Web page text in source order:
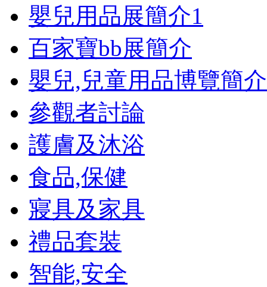
嬰兒用品展簡介1
百家寶bb展簡介
嬰兒,兒童用品博覽簡介
參觀者討論
護膚及沐浴
食品,保健
寢具及家具
禮品套裝
智能,安全